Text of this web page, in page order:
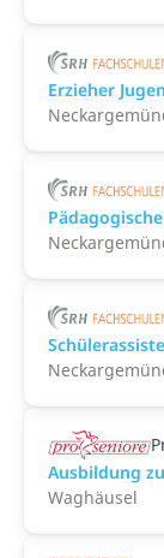
Erzieher
Ausbildung
Waghäusel